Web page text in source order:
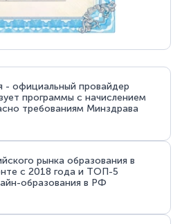
- официальный провайдер
программы с начислением
требованиям Минздрава
рынка образования в
с 2018 года и ТОП-5
образования в РФ